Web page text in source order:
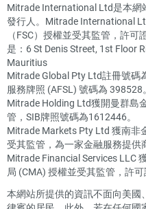
Mitrade International Ltd是本網
發行人。Mitrade International
（FSC）授權並受其監管，許
是：6 St Denis Street, 1st Floor
Mauritius
Mitrade Global Pty Ltd註冊號碼
服務牌照 (AFSL) 號碼為 398528。
Mitrade Holding Ltd獲開曼群島
管，SIB牌照號碼為1612446。
Mitrade Markets Pty Ltd 獲南非
受其監管，為一家金融服務提供
Mitrade Financial Services LLC
局 (CMA) 授權並受其監管，許
本網站所提供的資訊不面向美